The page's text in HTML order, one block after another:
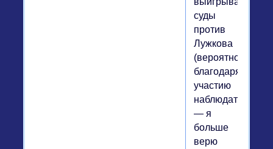
суды
против
Лужкова
(вероятно,
благодаря
участию
наблюдателей)
— я
больше
верю